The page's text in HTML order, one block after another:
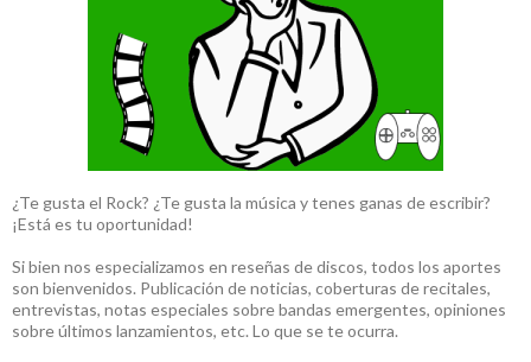
¿Te gusta el Rock? ¿Te gusta la música y tenes ganas de escribir?
¡Está es tu oportunidad!
Si bien nos especializamos en reseñas de discos, todos los aportes
son bienvenidos. Publicación de noticias, coberturas de recitales,
entrevistas, notas especiales sobre bandas emergentes, opiniones
sobre últimos lanzamientos, etc. Lo que se te ocurra.